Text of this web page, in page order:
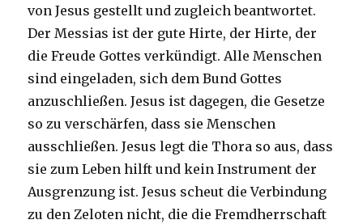
von Jesus gestellt und zugleich beantwortet.
Der Messias ist der gute Hirte, der Hirte, der
die Freude Gottes verkündigt. Alle Menschen
sind eingeladen, sich dem Bund Gottes
anzuschließen. Jesus ist dagegen, die Gesetze
so zu verschärfen, dass sie Menschen
ausschließen. Jesus legt die Thora so aus, dass
sie zum Leben hilft und kein Instrument der
Ausgrenzung ist. Jesus scheut die Verbindung
zu den Zeloten nicht, die die Fremdherrschaft